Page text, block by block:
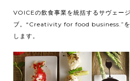
VOICEの飲食事業を統括するサヴェー
ブ。“Creativity for food business.”を
します。